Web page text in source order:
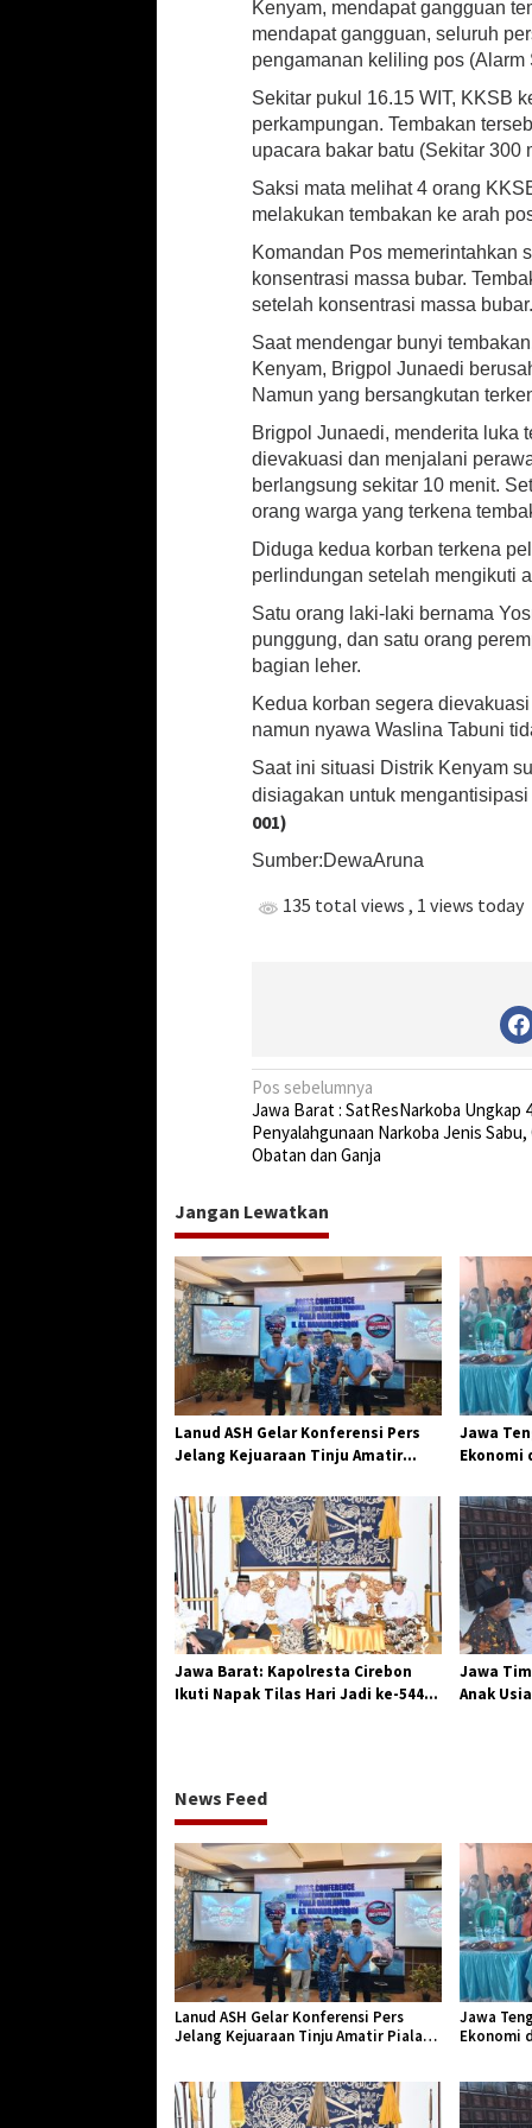
Kenyam, mendapat gangguan
mendapat gangguan, seluruh
pengamanan keliling pos (Alarm
Sekitar pukul 16.15 WIT, KKSB
perkampungan. Tembakan
upacara bakar batu (Sekitar 300
Saksi mata melihat 4 orang
melakukan tembakan ke arah
Komandan Pos memerintahkan
konsentrasi massa bubar.
setelah konsentrasi massa bubar.
Saat mendengar bunyi
Kenyam, Brigpol Junaedi
Namun yang bersangkutan
Brigpol Junaedi, menderita luka
dievakuasi dan menjalani
berlangsung sekitar 10 menit.
orang warga yang terkena
Diduga kedua korban terkena
perlindungan setelah mengikuti
Satu orang laki-laki bernama
punggung, dan satu orang
bagian leher.
Kedua korban segera
namun nyawa Waslina Tabuni
Saat ini situasi Distrik Kenyam
disiagakan untuk
001)
Sumber:DewaAruna
135 total views , 1 views today
N
a
v
g
a
s
i
p
o
s
Pos sebelumnya
Jawa Barat : SatResNarkoba Ungkap
Penyalahgunaan Narkoba Jenis
Obatan dan Ganja
Jangan Lewatkan
Lanud ASH Gelar Konferensi Pers
Jelang Kejuaraan Tinju Amatir
Jawa
Ekonomi
Losari
Jawa Barat: Kapolresta Cirebon
Ikuti Napak Tilas Hari Jadi ke-544,
Jawa
Anak
News Feed
Lanud ASH Gelar Konferensi Pers
Jelang Kejuaraan Tinju Amatir Piala
Jawa
Ekonomi